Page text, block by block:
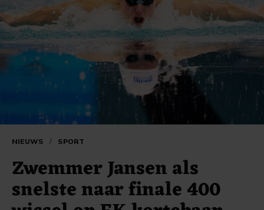
NIEUWS / SPORT
Zwemmer Jansen als
snelste naar finale 400